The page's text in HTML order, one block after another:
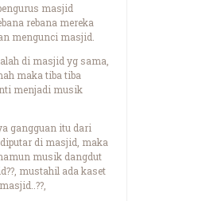
masjid
rebana mereka
mengunci masjid.
di masjid yg sama,
maka tiba tiba
menjadi musik
gangguan itu dari
di masjid, maka
musik dangdut
mustahil ada kaset